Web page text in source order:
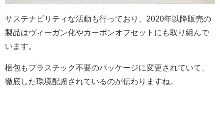
サステナビリティな活動も行っており、2020年以降販売の
製品はヴィーガン化やカーボンオフセットにも取り組んで
います。
梱包もプラスチック不要のパッケージに変更されていて、
徹底した環境配慮されているのが伝わりますね。